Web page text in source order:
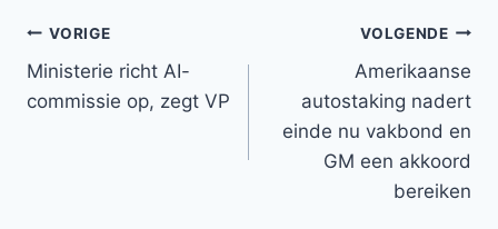
Bericht
navigatie
VORIGE
Ministerie richt AI-
commissie op, zegt VP
VOLGENDE
Amerikaanse
autostaking nadert
einde nu vakbond en
GM een akkoord
bereiken